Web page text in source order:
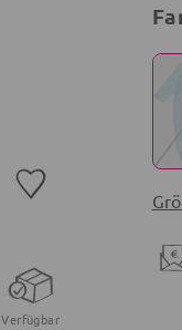
Verfügbar